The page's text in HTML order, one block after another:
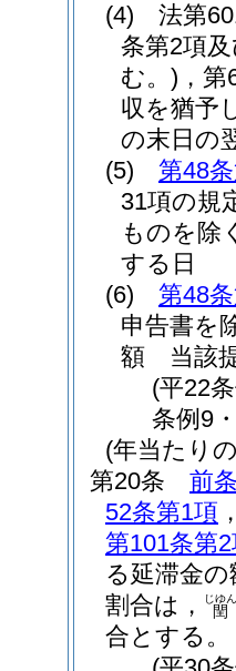
(4)
法第
条第2項
む。) ，
収を猶予
の末日の
(5)
第48
31項の規
ものを除
する日
(6)
第48
申告書を
額 当該
(平22
条例9
(年当たり
第20条
前
52条第1項
第101条第
る延滞金
割合は，
閏
じゆん
合とする。